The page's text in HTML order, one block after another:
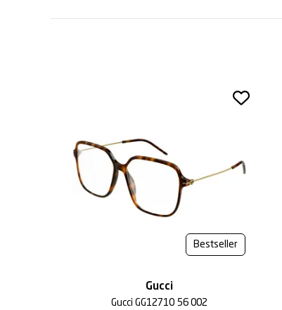
Bestseller
Gucci
Gucci GG1271O 56 002